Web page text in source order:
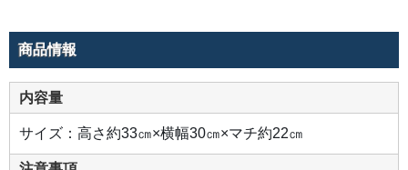
商品情報
内容量
サイズ：高さ約33㎝×横幅30㎝×マチ約22㎝